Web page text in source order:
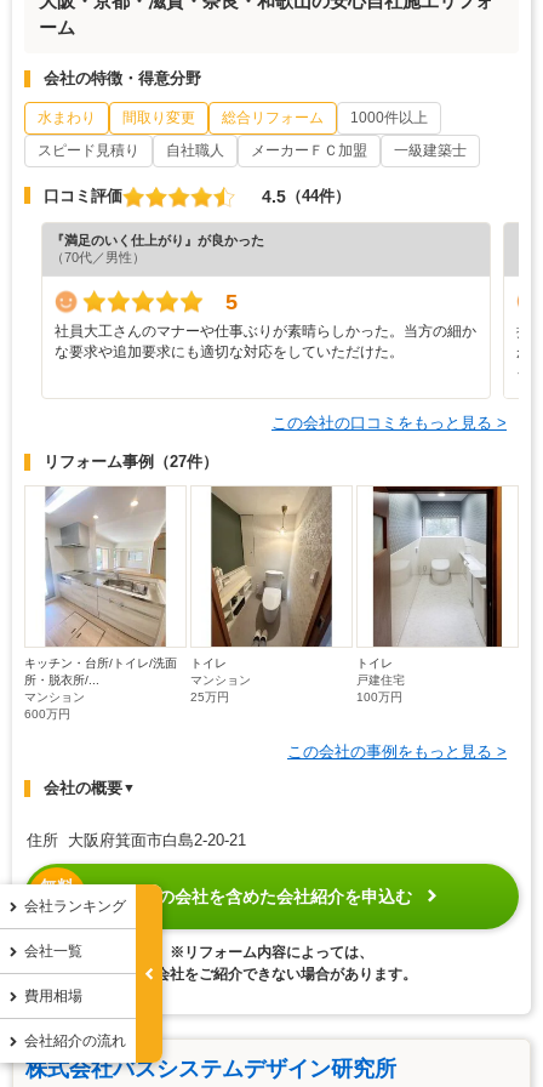
会社ランキング
会社一覧
費用相場
会社紹介の流れ
ーム
会社の特徴・得意分野
水まわり 間取り変更 総合リフォーム
1000件以上
スピード見積り
自社職人 メーカーＦＣ加盟 一級建築士
口コミ評価 4.5 （44件）
『満足のいく仕上がり』が良かった
（70代／男性）
5
社員大工さんのマナーや仕事ぶりが素晴らしかった。当方の細か
な要求や追加要求にも適切な対応をしていただけた。
担
が
イ
この会社の口コミをもっと見る >
リフォーム事例 （27件）
キッチン・台所/トイレ/洗面
所・脱衣所/...
マンション
600万円
トイレ
マンション
25万円
トイレ
戸建住宅
100万円
この会社の事例をもっと見る >
会社の概要▼
住所 大阪府箕面市白島2-20-21
無料
匿名
この会社を含めた会社紹介を申込む
※リフォーム内容によっては、
この会社をご紹介できない場合があります。
株式会社バスシステムデザイン研究所